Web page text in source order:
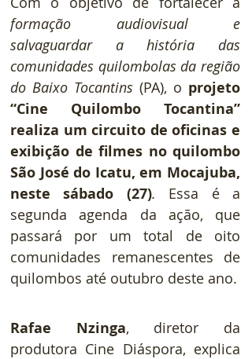
formação audiovisual e
salvaguardar a história das
comunidades quilombolas da região
do Baixo Tocantins (PA), o projeto
“Cine Quilombo Tocantina”
realiza um circuito de oficinas e
exibição de filmes no quilombo
São José do Icatu, em Mocajuba,
neste sábado (27). Essa é a
segunda agenda da ação, que
passará por um total de oito
comunidades remanescentes de
quilombos até outubro deste ano.
Rafae Nzinga, diretor da
produtora Cine Diáspora, explica